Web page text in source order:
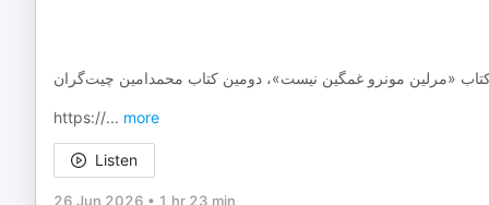
https://... more
Listen
26 Jun 2026 • 1 hr 23 min